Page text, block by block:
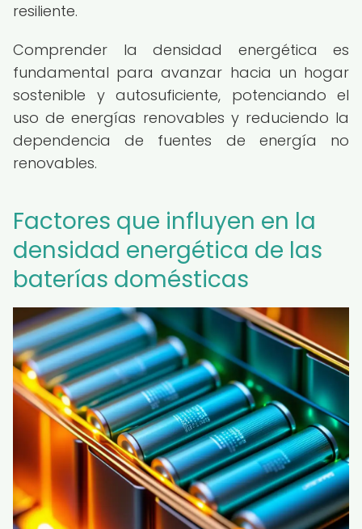
resiliente.
Comprender la densidad energética es
fundamental para avanzar hacia un hogar
sostenible y autosuficiente, potenciando el
uso de energías renovables y reduciendo la
dependencia de fuentes de energía no
renovables.
Factores que influyen en la
densidad energética de las
baterías domésticas